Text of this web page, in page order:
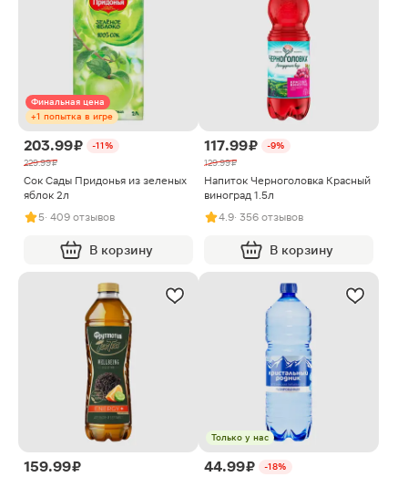
Финальная цена
+1 попытка в игре
203.99 ₽
-11%
229.99 ₽
Сок Сады Придонья из зеленых
яблок 2л
5· 409 отзывов
В корзину
117.99 ₽
-9%
129.99 ₽
Напиток Черноголовка Красный
виноград 1.5л
4.9· 356 отзывов
В корзину
159.99 ₽
Только у нас
44.99 ₽
-18%